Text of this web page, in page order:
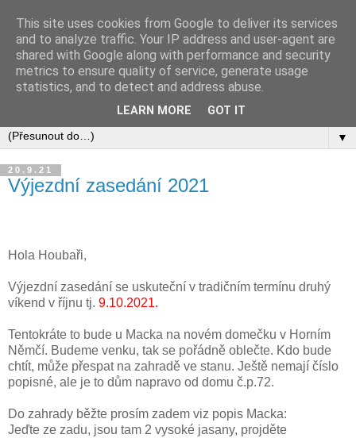
▼
20.9.21
Výjezdní zasedání 2021
Hola Houbaři,
Výjezdní zasedání se uskuteční v tradičním termínu druhý
víkend v říjnu tj. 9.10.2021.
Tentokráte to bude u Macka na novém domečku v Horním
Němčí. Budeme venku, tak se pořádně oblečte. Kdo bude
chtít, může přespat na zahradě ve stanu. Ještě nemají číslo
popisné, ale je to dům napravo od domu č.p.72.
Do zahrady běžte prosím zadem viz popis Macka:
Jeďte ze zadu, jsou tam 2 vysoké jasany, projděte
This site uses cookies from Google to deliver its services
and to analyze traffic. Your IP address and user-agent are
shared with Google along with performance and security
metrics to ensure quality of service, generate usage
statistics, and to detect and address abuse.
LEARN MORE GOT IT